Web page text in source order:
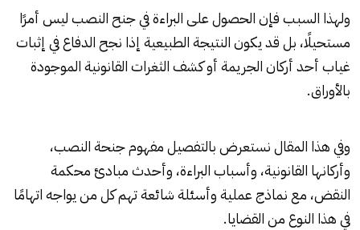
ولهذا السبب فإن الحصول على البراءة في جنح النصب ليس أمرًا
مستحيلًا، بل قد يكون النتيجة الطبيعية إذا نجح الدفاع في إثبات
غياب أحد أركان الجريمة أو كشف الثغرات القانونية الموجودة
بالأوراق.
وفي هذا المقال نستعرض بالتفصيل مفهوم جنحة النصب،
وأركانها القانونية، وأسباب البراءة، وأحدث مبادئ محكمة
النقض، مع نماذج عملية وأسئلة شائعة تهم كل من يواجه اتهامًا
في هذا النوع من القضايا.